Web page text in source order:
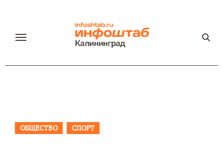
содержанию
ОБЩЕСТВО СПОРТ